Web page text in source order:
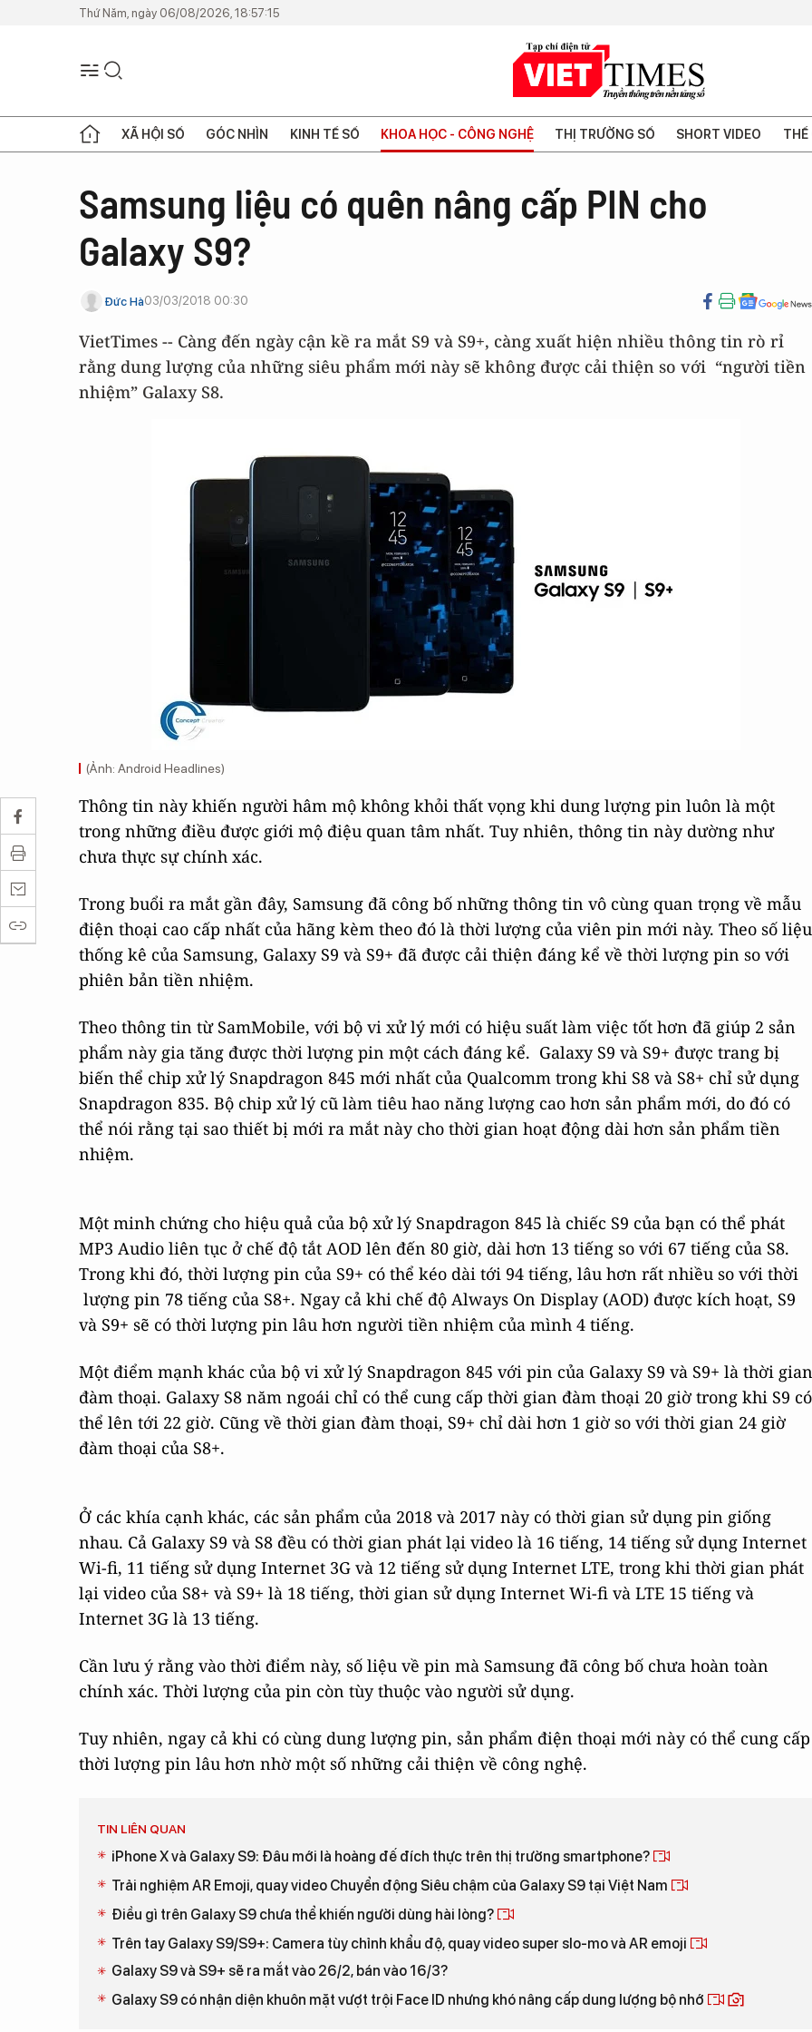
Thứ Năm, ngày 06/08/2026, 18:57:15
XÃ HỘI SỐ GÓC NHÌN KINH TẾ SỐ KHOA HỌC - CÔNG NGHỆ THỊ TRƯỜNG SỐ SHORT VIDEO THẾ
Samsung liệu có quên nâng cấp PIN cho
Galaxy S9?
Đức Hà03/03/2018 00:30
VietTimes -- Càng đến ngày cận kề ra mắt S9 và S9+, càng xuất hiện nhiều thông tin rò rỉ
rằng dung lượng của những siêu phẩm mới này sẽ không được cải thiện so với “người tiền
nhiệm” Galaxy S8.
(Ảnh: Android Headlines)
Thông tin này khiến người hâm mộ không khỏi thất vọng khi dung lượng pin luôn là một
trong những điều được giới mộ điệu quan tâm nhất. Tuy nhiên, thông tin này dường như
chưa thực sự chính xác.
Trong buổi ra mắt gần đây, Samsung đã công bố những thông tin vô cùng quan trọng về mẫu
điện thoại cao cấp nhất của hãng kèm theo đó là thời lượng của viên pin mới này. Theo số liệu
thống kê của Samsung, Galaxy S9 và S9+ đã được cải thiện đáng kể về thời lượng pin so với
phiên bản tiền nhiệm.
Theo thông tin từ SamMobile, với bộ vi xử lý mới có hiệu suất làm việc tốt hơn đã giúp 2 sản
phẩm này gia tăng được thời lượng pin một cách đáng kể. Galaxy S9 và S9+ được trang bị
biến thể chip xử lý Snapdragon 845 mới nhất của Qualcomm trong khi S8 và S8+ chỉ sử dụng
Snapdragon 835. Bộ chip xử lý cũ làm tiêu hao năng lượng cao hơn sản phẩm mới, do đó có
thể nói rằng tại sao thiết bị mới ra mắt này cho thời gian hoạt động dài hơn sản phẩm tiền
nhiệm.
Một minh chứng cho hiệu quả của bộ xử lý Snapdragon 845 là chiếc S9 của bạn có thể phát
MP3 Audio liên tục ở chế độ tắt AOD lên đến 80 giờ, dài hơn 13 tiếng so với 67 tiếng của S8.
Trong khi đó, thời lượng pin của S9+ có thể kéo dài tới 94 tiếng, lâu hơn rất nhiều so với thời
lượng pin 78 tiếng của S8+. Ngay cả khi chế độ Always On Display (AOD) được kích hoạt, S9
và S9+ sẽ có thời lượng pin lâu hơn người tiền nhiệm của mình 4 tiếng.
Một điểm mạnh khác của bộ vi xử lý Snapdragon 845 với pin của Galaxy S9 và S9+ là thời gian
đàm thoại. Galaxy S8 năm ngoái chỉ có thể cung cấp thời gian đàm thoại 20 giờ trong khi S9 có
thể lên tới 22 giờ. Cũng về thời gian đàm thoại, S9+ chỉ dài hơn 1 giờ so với thời gian 24 giờ
đàm thoại của S8+.
Ở các khía cạnh khác, các sản phẩm của 2018 và 2017 này có thời gian sử dụng pin giống
nhau. Cả Galaxy S9 và S8 đều có thời gian phát lại video là 16 tiếng, 14 tiếng sử dụng Internet
Wi-fi, 11 tiếng sử dụng Internet 3G và 12 tiếng sử dụng Internet LTE, trong khi thời gian phát
lại video của S8+ và S9+ là 18 tiếng, thời gian sử dụng Internet Wi-fi và LTE 15 tiếng và
Internet 3G là 13 tiếng.
Cần lưu ý rằng vào thời điểm này, số liệu về pin mà Samsung đã công bố chưa hoàn toàn
chính xác. Thời lượng của pin còn tùy thuộc vào người sử dụng.
Tuy nhiên, ngay cả khi có cùng dung lượng pin, sản phẩm điện thoại mới này có thể cung cấp
thời lượng pin lâu hơn nhờ một số những cải thiện về công nghệ.
TIN LIÊN QUAN
iPhone X và Galaxy S9: Đâu mới là hoàng đế đích thực trên thị trường smartphone?
Trải nghiệm AR Emoji, quay video Chuyển động Siêu chậm của Galaxy S9 tại Việt Nam
Điều gì trên Galaxy S9 chưa thể khiến người dùng hài lòng?
Trên tay Galaxy S9/S9+: Camera tùy chỉnh khẩu độ, quay video super slo-mo và AR emoji
Galaxy S9 và S9+ sẽ ra mắt vào 26/2, bán vào 16/3?
Galaxy S9 có nhận diện khuôn mặt vượt trội Face ID nhưng khó nâng cấp dung lượng bộ nhớ